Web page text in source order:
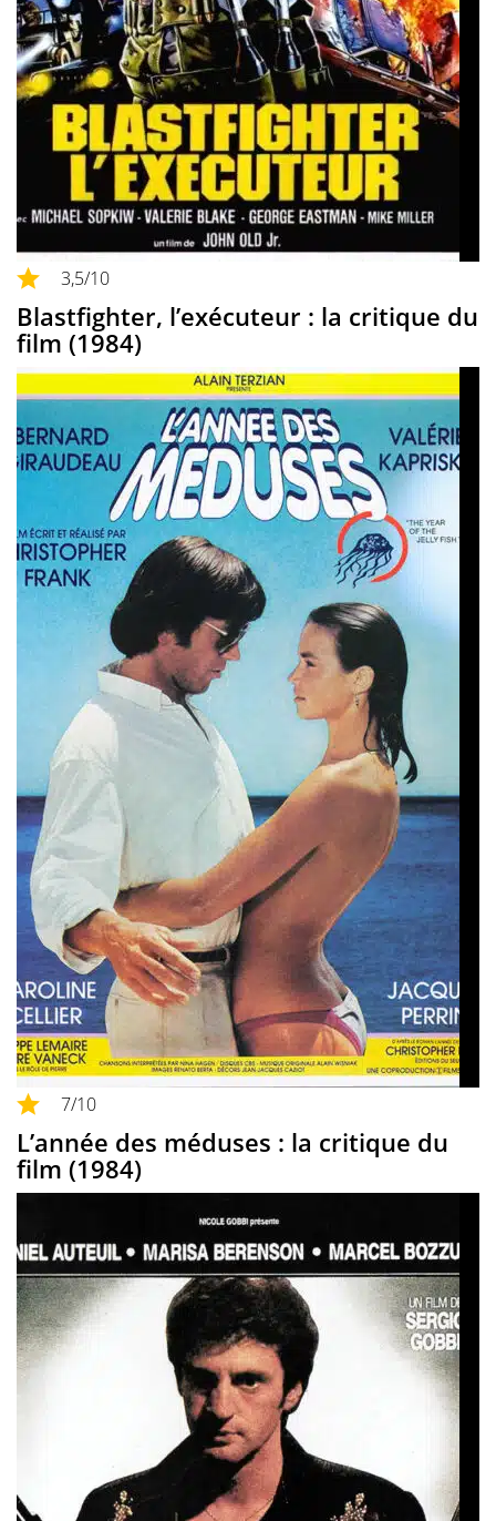
3,5/10
Blastfighter, l’exécuteur : la critique du
film (1984)
7/10
L’année des méduses : la critique du
film (1984)